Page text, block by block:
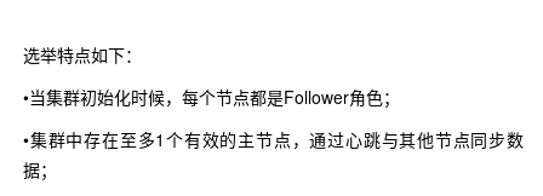
选举特点如下：
•当集群初始化时候，每个节点都是Follower角色；
•集群中存在至多1个有效的主节点，通过心跳与其他节点同步数
据；